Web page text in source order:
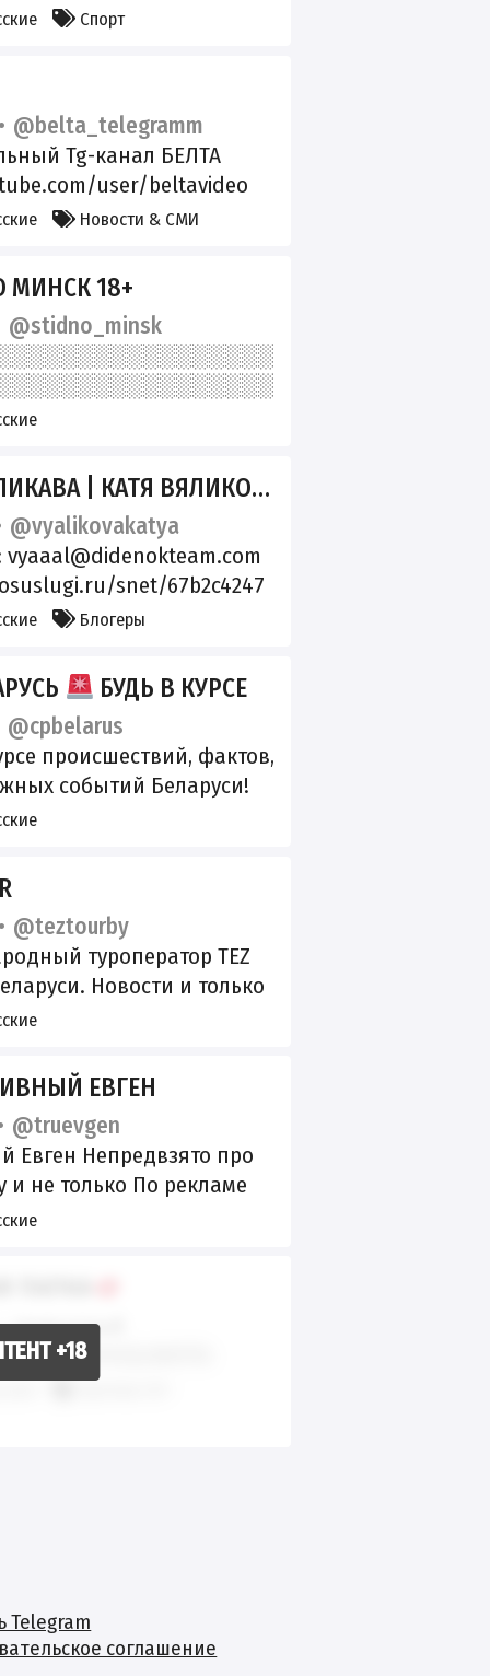
Спорт
@belta_telegramm
Tg-канал БЕЛТА
user/beltavideo
@beltanews
vk.ru/beltanews
beltanews
beltanews.offici
Новости & СМИ
МИНСК 18+
@stidno_minsk
| КАТЯ ВЯЛИКОВА
@vyalikovakatya
vyaaal@didenokteam.com
snet/67b2c4247
Блогеры
БУДЬ В КУРСЕ
@cpbelarus
происшествий, фактов,
событий Беларуси!
и своих близких! По
@teztourby
туроператор TEZ
Новости и только
предложения.
ЕВГЕН
@truevgen
Евген Непредвзято про
и не только По рекламе
@foremyx @yumytg
приватный
+kZ-2xFVQSz9iOTlh
Telegram
соглашение